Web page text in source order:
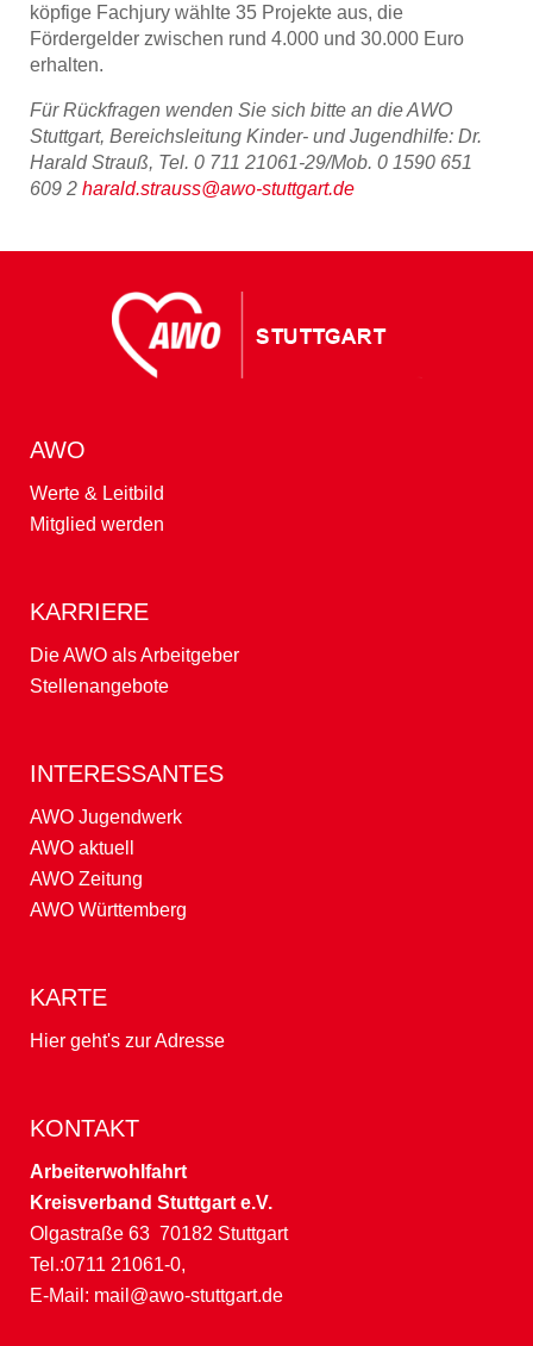
köpfige Fachjury wählte 35 Projekte aus, die
Fördergelder zwischen rund 4.000 und 30.000 Euro
erhalten.
Für Rückfragen wenden Sie sich bitte an die AWO
Stuttgart, Bereichsleitung Kinder- und Jugendhilfe: Dr.
Harald Strauß, Tel. 0 711 21061-29/Mob. 0 1590 651
609 2 harald.strauss@awo-stuttgart.de
INTERESSANTES
AWO Jugendwerk
AWO aktuell
AWO Zeitung
AWO Württemberg
AWO
Werte & Leitbild
Mitglied werden
KARRIERE
Die AWO als Arbeitgeber
Stellenangebote
KARTE
Hier geht's zur Adresse
KONTAKT
Arbeiterwohlfahrt
Kreisverband Stuttgart e.V.
Olgastraße 63 70182 Stuttgart
Tel.:0711 21061-0,
E-Mail: mail@awo-stuttgart.de